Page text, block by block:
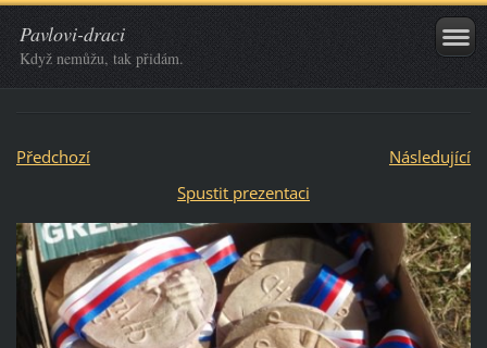
Pavlovi-draci
Když nemůžu, tak přidám.
Předchozí
Následující
Spustit prezentaci